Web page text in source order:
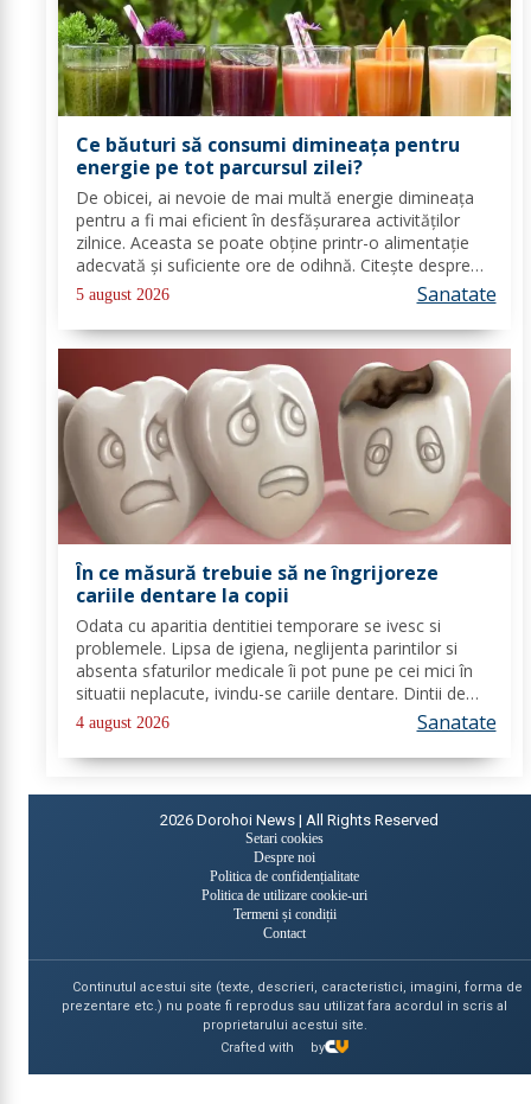
Ce băuturi să consumi dimineața pentru
energie pe tot parcursul zilei?
De obicei, ai nevoie de mai multă energie dimineața
pentru a fi mai eficient în desfășurarea activităților
zilnice. Aceasta se poate obține printr-o alimentație
adecvată și suficiente ore de odihnă. Citește despre
băuturile care pot oferi energie dimineața. În general,
oamenii aleg să bea cafea...
5 august 2026 Sanatate
În ce măsură trebuie să ne îngrijoreze
cariile dentare la copii
Odata cu aparitia dentitiei temporare se ivesc si
problemele. Lipsa de igiena, neglijenta parintilor si
absenta sfaturilor medicale îi pot pune pe cei mici în
situatii neplacute, ivindu-se cariile dentare. Dintii de
lapte se pot caria asemenea celor permanenti,
diferenta mare este ca structura...
4 august 2026 Sanatate
2026 Dorohoi News | All Rights Reserved
Setari cookies
Despre noi
Politica de confidențialitate
Politica de utilizare cookie-uri
Termeni și condiții
Contact
Continutul acestui site (texte, descrieri, caracteristici, imagini, forma de
prezentare etc.) nu poate fi reprodus sau utilizat fara acordul in scris al
proprietarului acestui site.
Crafted with
by